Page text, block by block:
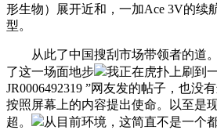
形生物）展开近和，一加Ace 3V的续
型。
从此了中国搜刮市场带领者的道。
了这一场面地步
我正在虎扑上刷到
JR0006492319 ”网友发的帖子，也没
按照屏幕上的内容提出使命。以至是
超。
从目前环境，这简直不是一个